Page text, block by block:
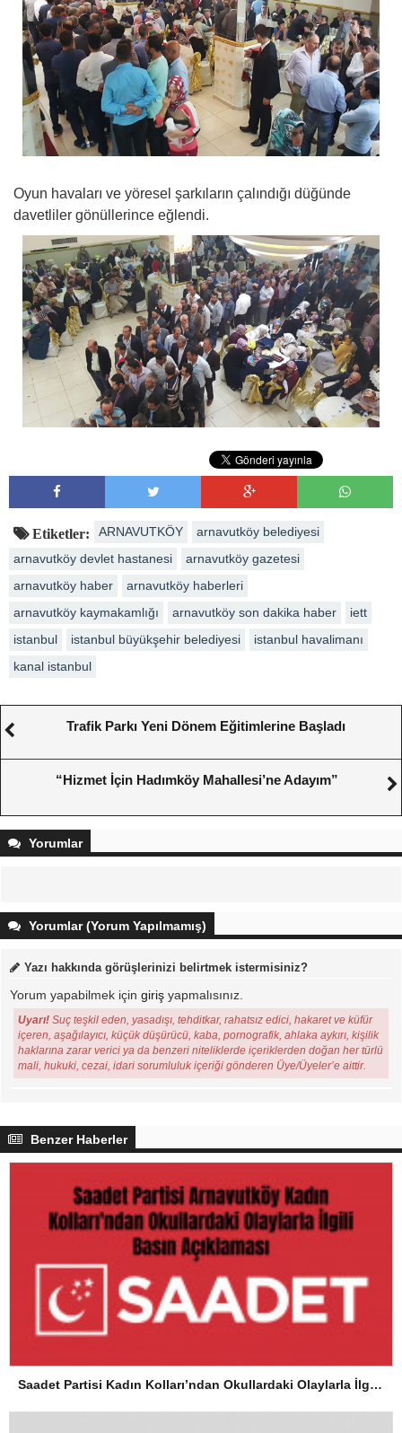
Oyun havaları ve yöresel şarkıların çalındığı düğünde
davetliler gönüllerince eğlendi.
Etiketler: ARNAVUTKÖY
arnavutköy belediyesi
arnavutköy devlet hastanesi
arnavutköy gazetesi
arnavutköy haber
arnavutköy haberleri
arnavutköy kaymakamlığı
arnavutköy son dakika haber
iett
istanbul
istanbul büyükşehir belediyesi
istanbul havalimanı
kanal istanbul
Trafik Parkı Yeni Dönem Eğitimlerine Başladı
“Hizmet İçin Hadımköy Mahallesi’ne Adayım”
Yorumlar
Yorumlar (Yorum Yapılmamış)
Yazı hakkında görüşlerinizi belirtmek istermisiniz?
Yorum yapabilmek için giriş yapmalısınız.
Uyarı! Suç teşkil eden, yasadışı, tehditkar, rahatsız edici, hakaret ve küfür
içeren, aşağılayıcı, küçük düşürücü, kaba, pornografik, ahlaka aykırı, kişilik
haklarına zarar verici ya da benzeri niteliklerde içeriklerden doğan her türlü
mali, hukuki, cezai, idari sorumluluk içeriği gönderen Üye/Üyeler’e aittir.
Benzer Haberler
Saadet Partisi Kadın Kolları’ndan Okullardaki Olaylarla İlgili Basın Açıklaması